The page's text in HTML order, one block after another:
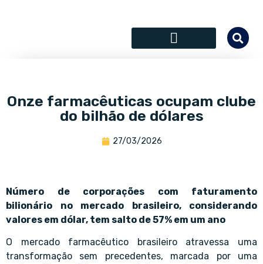
Onze farmacêuticas ocupam clube
do bilhão de dólares
27/03/2026
Número de corporações com faturamento
bilionário no mercado brasileiro, considerando
valores em dólar, tem salto de 57% em um ano
O mercado farmacêutico brasileiro atravessa uma
transformação sem precedentes, marcada por uma